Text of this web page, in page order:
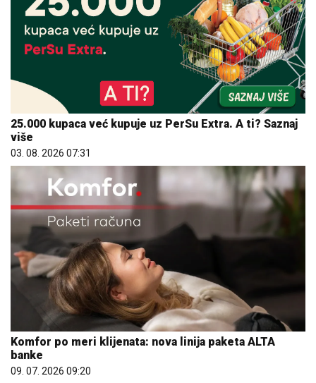
25.000 kupaca već kupuje uz PerSu Extra. A ti? Saznaj
više
03. 08. 2026 07:31
Komfor po meri klijenata: nova linija paketa ALTA
banke
09. 07. 2026 09:20